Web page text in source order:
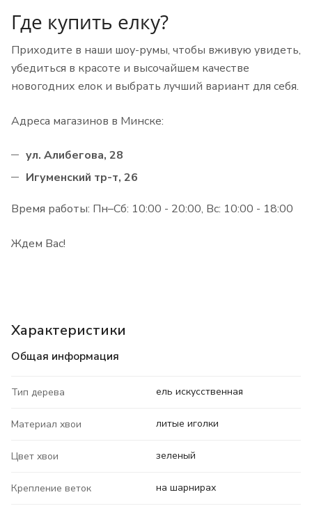
Где купить елку?
Приходите в наши шоу-румы, чтобы вживую увидеть,
убедиться в красоте и высочайшем качестве
новогодних елок и выбрать лучший вариант для себя.
Адреса магазинов в Минске:
ул. Алибегова, 28
Игуменский тр-т, 26
Время работы: Пн–Сб: 10:00 - 20:00, Вс: 10:00 - 18:00
Ждем Вас!
Характеристики
Общая информация
Тип дерева ель искусственная
Материал хвои литые иголки
Цвет хвои зеленый
Крепление веток на шарнирах